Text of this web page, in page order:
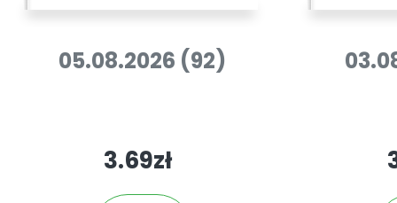
05.08.2026 (92)
3.69zł